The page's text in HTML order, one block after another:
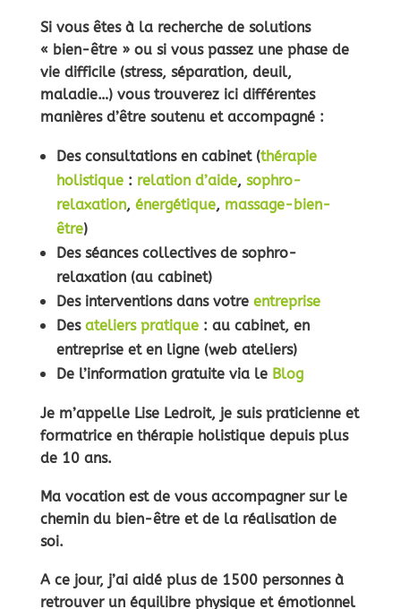
Si vous êtes à la recherche de solutions
« bien-être » ou si vous passez une phase de
vie difficile (stress, séparation, deuil,
maladie…) vous trouverez ici différentes
manières d’être soutenu et accompagné :
Des consultationsen cabinet (thérapie
holistique: relation d’aide, sophro-
relaxation, énergétique, massage-bien-
être)
Des séances collectives de sophro-
relaxation (au cabinet)
Des interventions dans votre entreprise
Des ateliers pratique: au cabinet, en
entreprise et en ligne (web ateliers)
De l’information gratuite via le Blog
Je m’appelle Lise Ledroit, je suis praticienne et
formatrice en thérapie holistiquedepuis plus
de 10 ans.
Ma vocation est de vous accompagner sur le
chemin du bien-êtreet de la réalisation de
soi.
A ce jour, j’ai aidé plus de 1500 personnesà
retrouver un équilibre physique et émotionnel